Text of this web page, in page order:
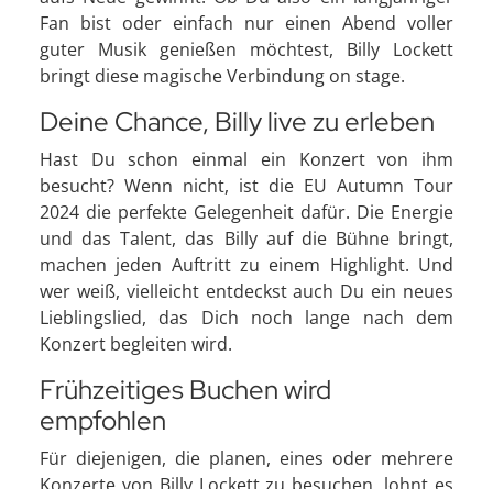
Fan bist oder einfach nur einen Abend voller
guter Musik genießen möchtest, Billy Lockett
bringt diese magische Verbindung on stage.
Deine Chance, Billy live zu erleben
Hast Du schon einmal ein Konzert von ihm
besucht? Wenn nicht, ist die EU Autumn Tour
2024 die perfekte Gelegenheit dafür. Die Energie
und das Talent, das Billy auf die Bühne bringt,
machen jeden Auftritt zu einem Highlight. Und
wer weiß, vielleicht entdeckst auch Du ein neues
Lieblingslied, das Dich noch lange nach dem
Konzert begleiten wird.
Frühzeitiges Buchen wird
empfohlen
Für diejenigen, die planen, eines oder mehrere
Konzerte von Billy Lockett zu besuchen, lohnt es